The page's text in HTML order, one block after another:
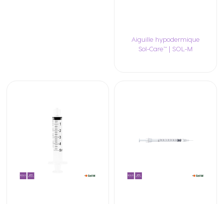
Aiguille hypodermique
Sol-Care™ | SOL-M